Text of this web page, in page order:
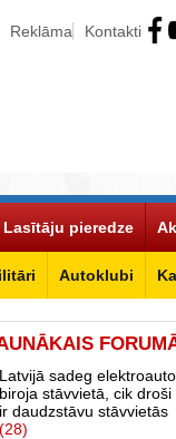
Reklāma Kontakti
Autoklubi
Lasītāju pieredze
Latvijā sadeg elektroauto
biroja stāvvietā, cik droši
ir daudzstāvu stāvvietās
(28)